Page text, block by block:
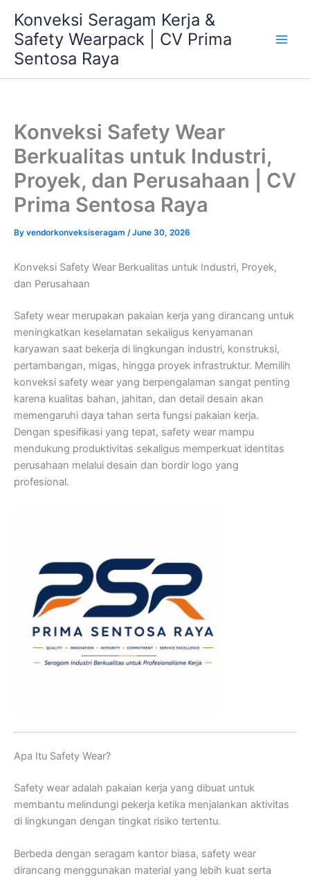
content
Konveksi Seragam Kerja &
Safety Wearpack | CV Prima
Sentosa Raya
Konveksi Safety Wear
Berkualitas untuk Industri,
Proyek, dan Perusahaan | CV
Prima Sentosa Raya
By vendorkonveksiseragam /June 30, 2026
Konveksi Safety Wear Berkualitas untuk Industri, Proyek,
dan Perusahaan
Safety wear merupakan pakaian kerja yang dirancang untuk
meningkatkan keselamatan sekaligus kenyamanan
karyawan saat bekerja di lingkungan industri, konstruksi,
pertambangan, migas, hingga proyek infrastruktur. Memilih
konveksi safety wear yang berpengalaman sangat penting
karena kualitas bahan, jahitan, dan detail desain akan
memengaruhi daya tahan serta fungsi pakaian kerja.
Dengan spesifikasi yang tepat, safety wear mampu
mendukung produktivitas sekaligus memperkuat identitas
perusahaan melalui desain dan bordir logo yang
profesional.
Apa Itu Safety Wear?
Safety wear adalah pakaian kerja yang dibuat untuk
membantu melindungi pekerja ketika menjalankan aktivitas
di lingkungan dengan tingkat risiko tertentu.
Berbeda dengan seragam kantor biasa, safety wear
dirancang menggunakan material yang lebih kuat serta